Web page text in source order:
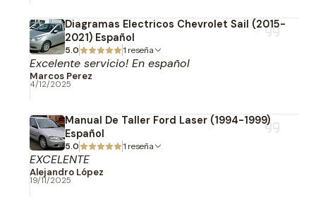
Diagramas Electricos Chevrolet Sail (2015-
2021) Español
5.0 1 reseña
Excelente servicio! En español
Marcos Perez
4/12/2025
Manual De Taller Ford Laser (1994-1999)
Español
5.0 1 reseña
EXCELENTE
Alejandro López
19/11/2025